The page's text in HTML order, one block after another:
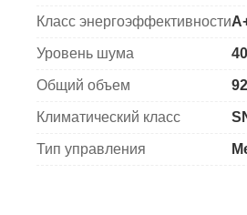
Класс энергоэффективности
Уровень шума
Общий объем
Климатический класс
Тип управления